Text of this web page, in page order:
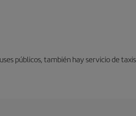
públicos, también hay servicio de